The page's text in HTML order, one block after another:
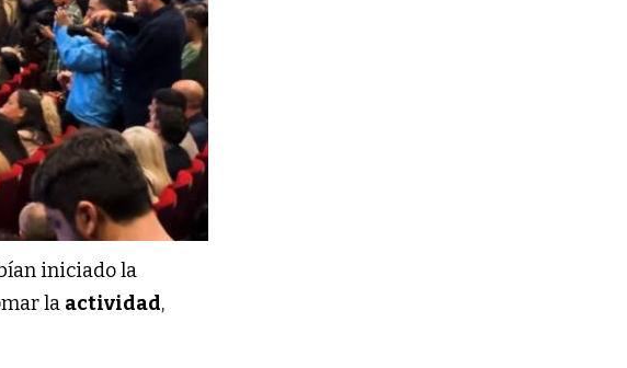
iniciado la
la actividad,